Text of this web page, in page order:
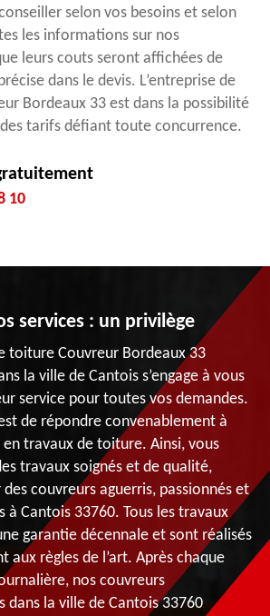
selon vos besoins et selon
les informations sur nos
leurs couts seront affichées de
dans le devis. L’entreprise de
Bordeaux 33 est dans la possibilité
tarifs défiant toute concurrence.
10
services : un privilège
toiture Couvreur Bordeaux 33
la ville de Cantois s’engage à vous
service pour toutes vos demandes.
de répondre convenablement à
travaux de toiture. Ainsi, vous
travaux soignés et de qualité,
couvreurs aguerris, passionnés et
à Cantois 33760. Tous les travaux
garantie décennale et sont réalisés
aux règles de l’art. Après chaque
nos couvreurs
dans la ville de Cantois 33760